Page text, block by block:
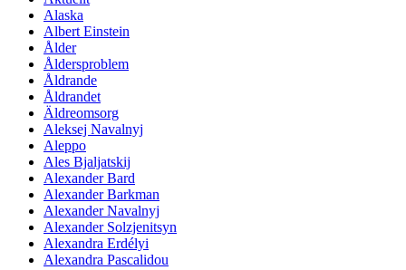
Alaska
Albert Einstein
Ålder
Åldersproblem
Åldrande
Åldrandet
Äldreomsorg
Aleksej Navalnyj
Aleppo
Ales Bjaljatskij
Alexander Bard
Alexander Barkman
Alexander Navalnyj
Alexander Solzjenitsyn
Alexandra Erdélyi
Alexandra Pascalidou